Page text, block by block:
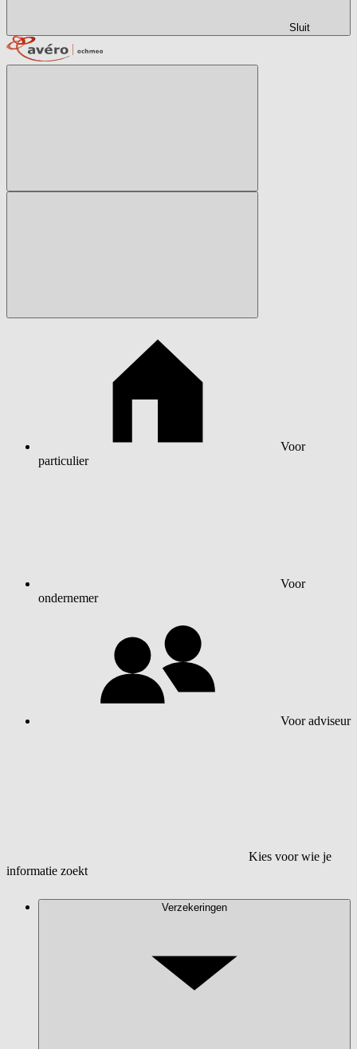
Sluit
Voor
particulier
Voor
ondernemer
Voor adviseur
Kies voor wie je
informatie zoekt
Verzekeringen